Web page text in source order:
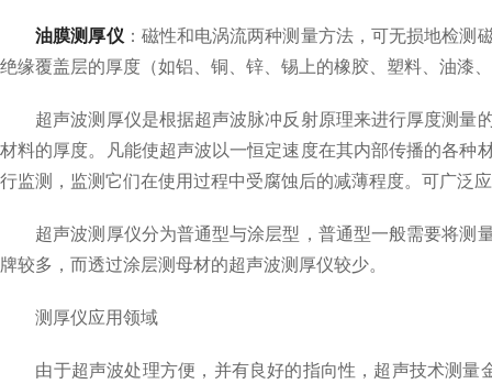
油膜测厚仪 ：磁性和电涡流两种测量方法，可无损地检
绝缘覆盖层的厚度（如铝、铜、锌、锡上的橡胶、塑料、油漆
超声波测厚仪是根据超声波脉冲反射原理来进行厚度测量的
材料的厚度。凡能使超声波以一恒定速度在其内部传播的各种
行监测，监测它们在使用过程中受腐蚀后的减薄程度。可广泛
超声波测厚仪分为普通型与涂层型，普通型一般需要将测量
牌较多，而透过涂层测母材的超声波测厚仪较少。
测厚仪应用领域
由于超声波处理方便，并有良好的指向性，超声技术测量